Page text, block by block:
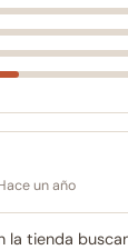
un año
la tienda